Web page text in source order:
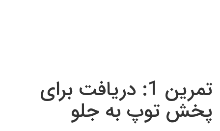
تمرین 1: دریافت برای
پخش توپ به جلو